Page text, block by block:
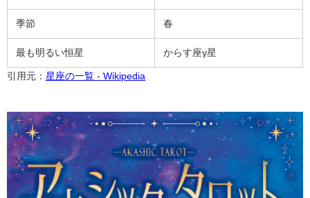
季節 春
最も明るい恒星 からす座γ星
引用元： 星座の一覧 - Wikipedia